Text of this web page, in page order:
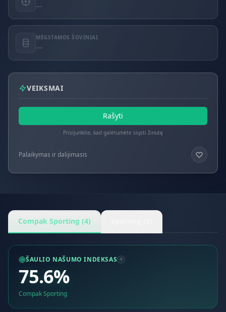
—
MĖGSTAMOS ŠOVINIAI
—
VEIKSMAI
Rašyti
Prisijunkite, kad galėtumėte siųsti žinutę
Palaikymas ir dalijimasis
Compak Sporting (4)
ŠAULIO NAŠUMO INDEKSAS
75.6%
Compak Sporting